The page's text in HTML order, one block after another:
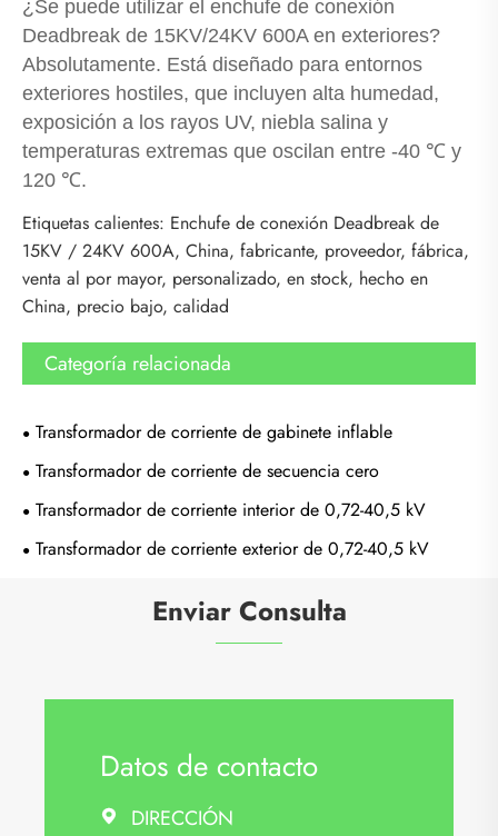
¿Se puede utilizar el enchufe de conexión
Deadbreak de 15KV/24KV 600A en exteriores?
Absolutamente. Está diseñado para entornos
exteriores hostiles, que incluyen alta humedad,
exposición a los rayos UV, niebla salina y
temperaturas extremas que oscilan entre -40 ℃ y
120 ℃.
Etiquetas calientes: Enchufe de conexión Deadbreak de
15KV / 24KV 600A, China, fabricante, proveedor, fábrica,
venta al por mayor, personalizado, en stock, hecho en
China, precio bajo, calidad
Categoría relacionada
Transformador de corriente de gabinete inflable
Transformador de corriente de secuencia cero
Transformador de corriente interior de 0,72-40,5 kV
Transformador de corriente exterior de 0,72-40,5 kV
Enviar Consulta
Datos de contacto
 DIRECCIÓN